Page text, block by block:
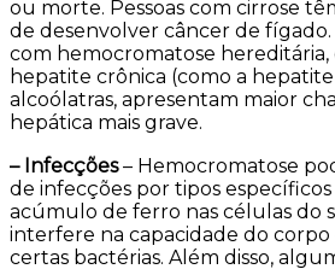
ou morte. Pessoas com cirrose
de desenvolver câncer de fígado.
com hemocromatose
hepatite crônica (como a
alcoólatras, apresentam maior
hepática mais grave.
– Infecções– Hemocromatose
de infecções por tipos específicos
acúmulo de ferro nas células do
interfere na capacidade do
certas bactérias. Além disso,